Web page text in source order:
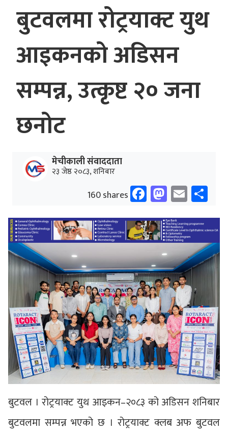
बुटवलमा रोट्रयाक्ट युथ
आइकनको अडिसन
सम्पन्न, उत्कृष्ट २० जना
छनोट
मेचीकाली संवाददाता
२३ जेष्ठ २०८३, शनिबार
160 shares Facebook
Email
बुटवल । रोट्रयाक्ट युथ आइकन–२०८३ को अडिसन शनिबार
बुटवलमा सम्पन्न भएको छ । रोट्रयाक्ट क्लब अफ बुटवल